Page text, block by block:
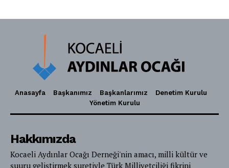
Anasayfa Başkanımız Başkanlarımız
Denetim Kurulu
Yönetim Kurulu
Hakkımızda
Kocaeli Aydınlar Ocağı Derneği'nin amacı, milli kültür ve
şuuru geliştirmek suretiyle Türk Milliyetçiliği fikrini